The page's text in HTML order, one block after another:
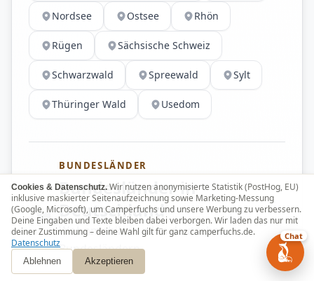
Nordsee Ostsee Rhön
Rügen Sächsische Schweiz
Schwarzwald Spreewald Sylt
Thüringer Wald Usedom
BUNDESLÄNDER
Bundesländer in
Deutschland
Wohnmobile in allen deutschen
Bundesländern
Cookies & Datenschutz. Wir nutzen anonymisierte Statistik (PostHog, EU)
inklusive maskierter Seitenaufzeichnung sowie Marketing-Messung
(Google, Microsoft), um Camperfuchs und unsere Werbung zu verbessern.
Deine Eingaben und Texte bleiben dabei verborgen. Wir laden das nur mit
deiner Zustimmung – deine Wahl gilt für ganz camperfuchs.de.
Datenschutz
Ablehnen Akzeptieren
Chat